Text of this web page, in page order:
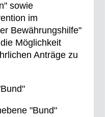
sowie
im
Bewährungshilfe"
Möglichkeit
Anträge zu
"Bund"